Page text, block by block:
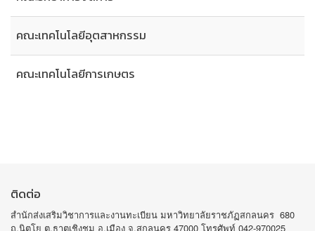
คณะเทคโนโลยีอุตสาหกรรม
คณะเทคโนโลยีการเกษตร
ติดต่อ
สำนักส่งเสริมวิชาการและงานทะเบียน มหาวิทยาลัยราชภัฏสกลนคร 680
ถ.นิตโย ต.ธาตุเชิงชุม อ.เมือง จ.สกลนคร 47000 โทรศัพท์ 042-970025